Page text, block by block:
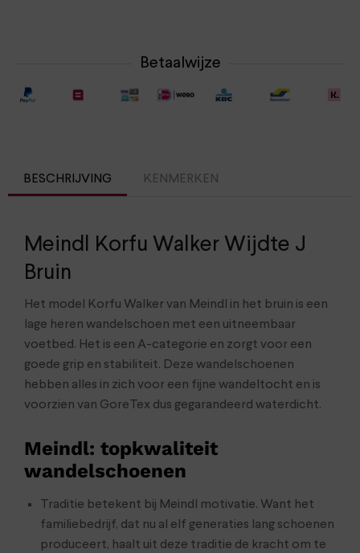
Betaalwijze
BESCHRIJVING KENMERKEN
Meindl Korfu Walker Wijdte J
Bruin
Het model Korfu Walker van Meindl in het bruin is een
lage heren wandelschoen met een uitneembaar
voetbed. Het is een A-categorie en zorgt voor een
goede grip en stabiliteit. Deze wandelschoenen
hebben alles in zich voor een fijne wandeltocht en is
voorzien van GoreTex dus gegarandeerd waterdicht.
Meindl: topkwaliteit
wandelschoenen
Traditie betekent bij Meindl motivatie. Want het
familiebedrijf, dat nu al elf generaties lang schoenen
produceert, haalt uit deze traditie de kracht om te